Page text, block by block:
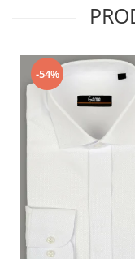
-54%